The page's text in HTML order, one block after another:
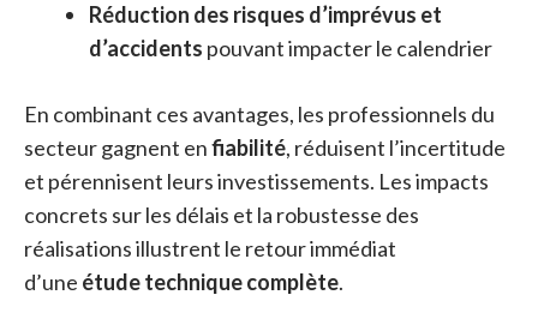
Réduction des risques d’imprévus et
d’accidents pouvant impacter le calendrier
En combinant ces avantages, les professionnels du
secteur gagnent enfiabilité, réduisent l’incertitude
et pérennisent leurs investissements. Les impacts
concrets sur les délais et la robustesse des
réalisations illustrent le retour immédiat
d’une étude technique complète.